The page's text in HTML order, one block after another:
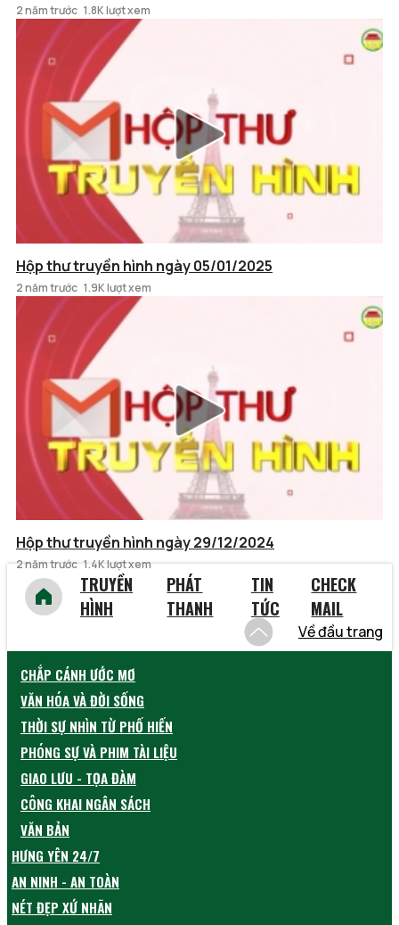
2 năm trước 1.8K lượt xem
Hộp thư truyền hình ngày 05/01/2025
2 năm trước 1.9K lượt xem
Hộp thư truyền hình ngày 29/12/2024
2 năm trước 1.4K lượt xem
TRUYỀN
HÌNH
PHÁT
THANH
TIN
TỨC
CHECK
MAIL
Về đầu trang
CHẮP CÁNH ƯỚC MƠ
VĂN HÓA VÀ ĐỜI SỐNG
THỜI SỰ NHÌN TỪ PHỐ HIẾN
PHÓNG SỰ VÀ PHIM TÀI LIỆU
GIAO LƯU - TỌA ĐÀM
CÔNG KHAI NGÂN SÁCH
VĂN BẢN
HƯNG YÊN 24/7
AN NINH - AN TOÀN
NÉT ĐẸP XỨ NHÃN